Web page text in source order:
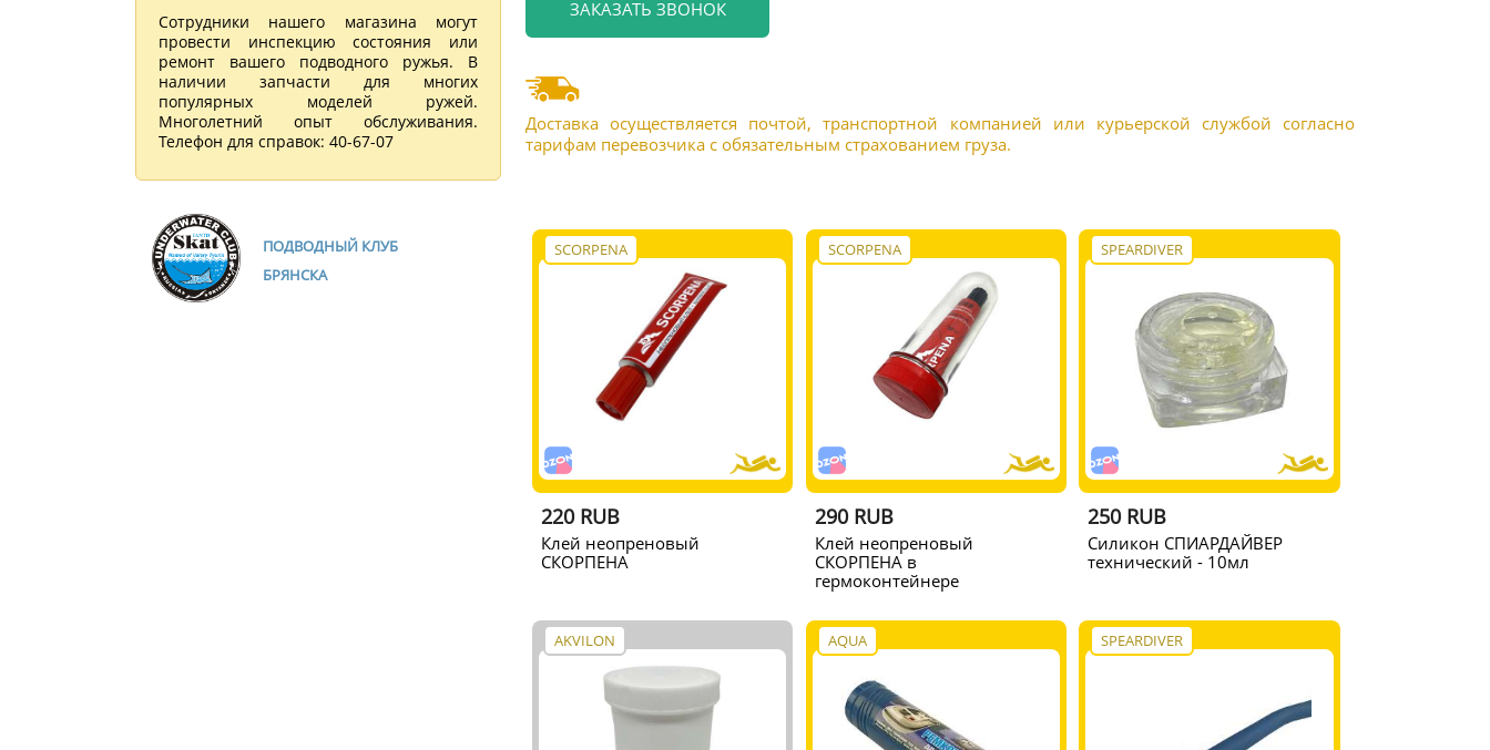
Сотрудники нашего магазина могут
провести инспекцию состояния или
ремонт вашего подводного ружья. В
наличии запчасти для многих
популярных моделей ружей.
Многолетний опыт обслуживания.
Телефон для справок: 40-67-07
ПОДВОДНЫЙ КЛУБ
БРЯНСКА
Доставка осуществляется почтой, транспортной компанией или курьерской службой согласно
тарифам перевозчика с обязательным страхованием груза.
SCORPENA
220 RUB
Клей неопреновый
СКОРПЕНА
SCORPENA
290 RUB
Клей неопреновый
СКОРПЕНА в
гермоконтейнере
SPEARDIVER
250 RUB
Cиликон СПИАРДАЙВЕР
технический - 10мл
AKVILON AQUA SPEARDIVER